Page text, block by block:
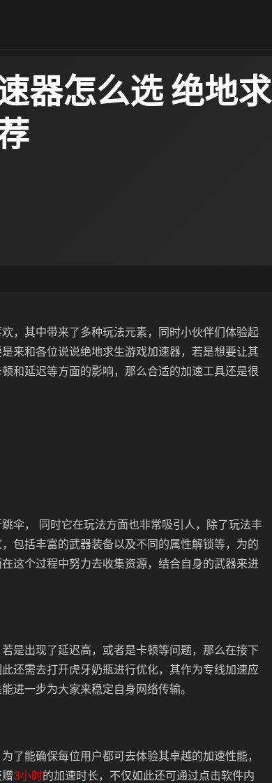
器怎么选 绝地求
，其中带来了多种玩法元素，同时小伙伴们体验起
来和各位说说绝地求生游戏加速器，若是想要让其
和延迟等方面的影响，那么合适的加速工具还是很
伞， 同时它在玩法方面也非常吸引人，除了玩法丰
包括丰富的武器装备以及不同的属性解锁等，为的
这个过程中努力去收集资源，结合自身的武器来进
是出现了延迟高，或者是卡顿等问题，那么在接下
还需去打开虎牙奶瓶进行优化，其作为专线加速应
进一步为大家来稳定自身网络传输。
了能确保每位用户都可去体验其卓越的加速性能，
3小时的加速时长，不仅如此还可通过点击软件内